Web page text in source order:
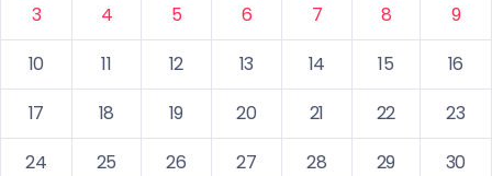
3
4 5 6 7 8
9
10
11 12 13 14 15
16
17
18 19 20 21 22
23
24
25 26 27 28 29
30